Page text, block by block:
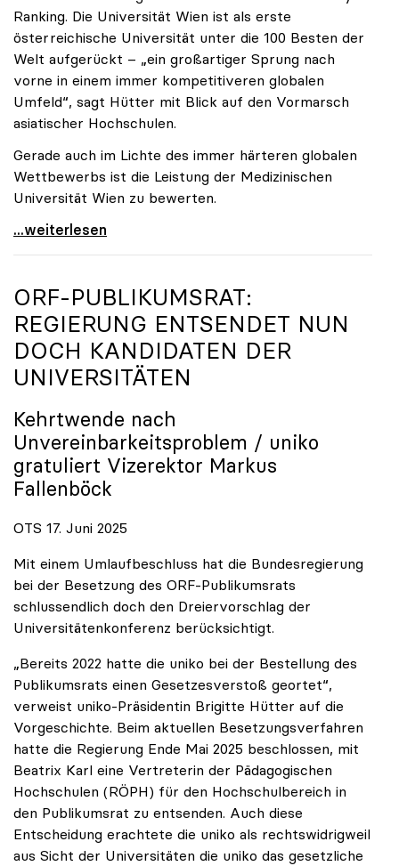
Ranking. Die Universität Wien ist als erste
österreichische Universität unter die 100 Besten der
Welt aufgerückt – „ein großartiger Sprung nach
vorne in einem immer kompetitiveren globalen
Umfeld“, sagt Hütter mit Blick auf den Vormarsch
asiatischer Hochschulen.
Gerade auch im Lichte des immer härteren globalen
Wettbewerbs ist die Leistung der Medizinischen
Universität Wien zu bewerten.
„Top-Rankingplätze heimischer Universitäten geben
...weiterlesen
ORF-PUBLIKUMSRAT:
REGIERUNG ENTSENDET NUN
DOCH KANDIDATEN DER
UNIVERSITÄTEN
Kehrtwende nach
Unvereinbarkeitsproblem / uniko
gratuliert Vizerektor Markus
Fallenböck
OTS 17. Juni 2025
Mit einem Umlaufbeschluss hat die Bundesregierung
bei der Besetzung des ORF-Publikumsrats
schlussendlich doch den Dreiervorschlag der
Universitätenkonferenz berücksichtigt.
„Bereits 2022 hatte die uniko bei der Bestellung des
Publikumsrats einen Gesetzesverstoß geortet“,
verweist uniko-Präsidentin Brigitte Hütter auf die
Vorgeschichte. Beim aktuellen Besetzungsverfahren
hatte die Regierung Ende Mai 2025 beschlossen, mit
Beatrix Karl eine Vertreterin der Pädagogischen
Hochschulen (RÖPH) für den Hochschulbereich in
den Publikumsrat zu entsenden. Auch diese
Entscheidung erachtete die uniko als rechtswidrigweil
aus Sicht der Universitäten die uniko das gesetzliche